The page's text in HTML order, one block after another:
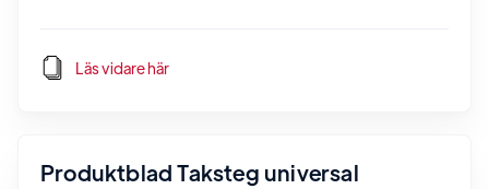
Läs vidare här
Produktblad Taksteg universal